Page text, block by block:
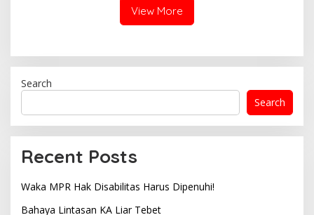
View More
Search
Search
Recent Posts
Waka MPR Hak Disabilitas Harus Dipenuhi!
Bahaya Lintasan KA Liar Tebet